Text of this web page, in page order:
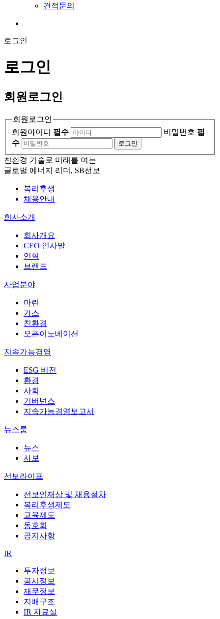
견적문의
로그인
로그인
회원 로그인
회원로그인
회원아이디 필수 비밀번호 필
수
로그인
친환경 기술로 미래를 여는
글로벌 에너지 리더, SB선보
복리후생
채용안내
회사소개
회사개요
CEO 인사말
연혁
브랜드
사업분야
마린
가스
친환경
오픈이노베이션
지속가능경영
ESG 비전
환경
사회
거버넌스
지속가능경영보고서
뉴스룸
뉴스
사보
선보라이프
선보인재상 및 채용절차
복리후생제도
교육제도
동호회
공지사항
IR
투자정보
공시정보
재무정보
지배구조
IR 자료실